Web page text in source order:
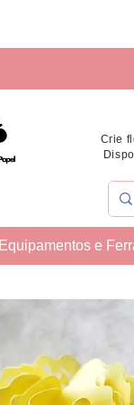
Crie
Equipamentos e